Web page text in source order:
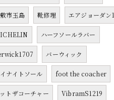
市玉島 靴修理 エアジョーダン1
ハーフソールラバー
バーウィック
ナイトソール foot the coacher
トザコーチャー VibramS1219